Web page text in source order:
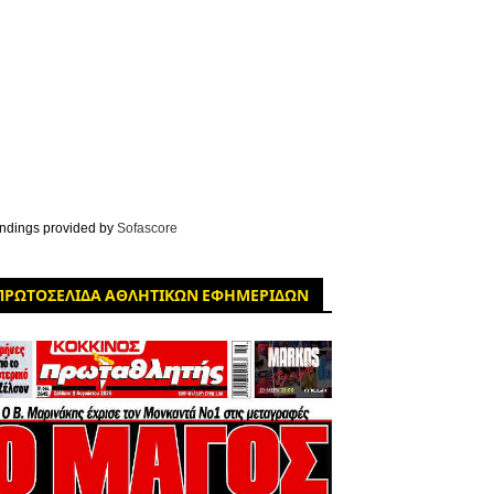
provided by Sofascore
ΑΘΛΗΤΙΚΩΝ ΕΦΗΜΕΡΙΔΩΝ